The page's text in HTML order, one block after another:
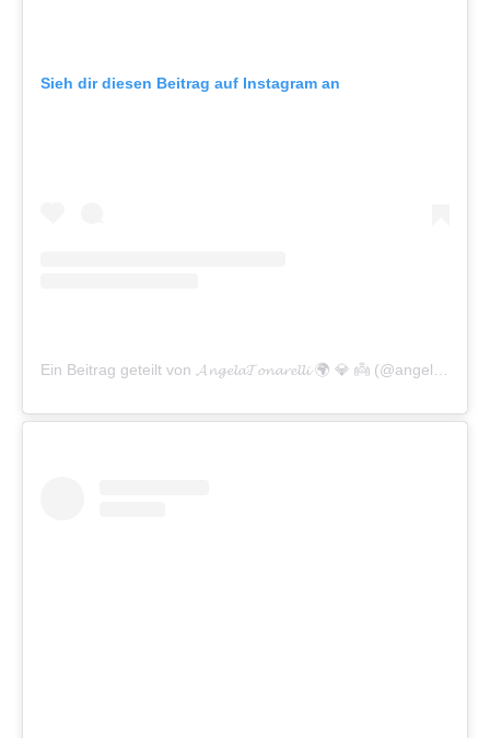
Sieh dir diesen Beitrag auf Instagram an